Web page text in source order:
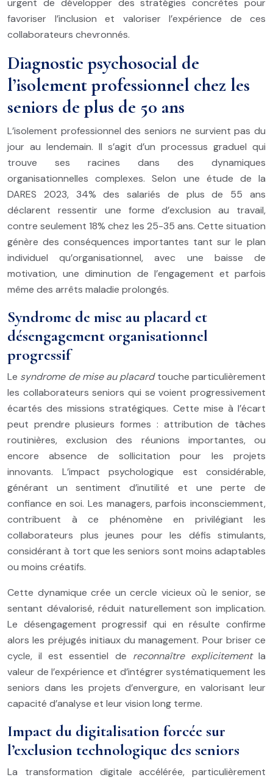
favoriser l’inclusion et valoriser l’expérience de ces
collaborateurs chevronnés.
Diagnostic psychosocial de
l’isolement professionnel chez les
seniors de plus de 50 ans
L’isolement professionnel des seniors ne survient pas du
jour au lendemain. Il s’agit d’un processus graduel qui
trouve ses racines dans des dynamiques
organisationnelles complexes. Selon une étude de la
DARES 2023, 34% des salariés de plus de 55 ans
déclarent ressentir une forme d’exclusion au travail,
contre seulement 18% chez les 25-35 ans. Cette situation
génère des conséquences importantes tant sur le plan
individuel qu’organisationnel, avec une baisse de
motivation, une diminution de l’engagement et parfois
même des arrêts maladie prolongés.
Syndrome de mise au placard et
désengagement organisationnel
progressif
Le syndrome de mise au placardtouche particulièrement
les collaborateurs seniors qui se voient progressivement
écartés des missions stratégiques. Cette mise à l’écart
peut prendre plusieurs formes : attribution de tâches
routinières, exclusion des réunions importantes, ou
encore absence de sollicitation pour les projets
innovants. L’impact psychologique est considérable,
générant un sentiment d’inutilité et une perte de
confiance en soi. Les managers, parfois inconsciemment,
contribuent à ce phénomène en privilégiant les
collaborateurs plus jeunes pour les défis stimulants,
considérant à tort que les seniors sont moins adaptables
ou moins créatifs.
Cette dynamique crée un cercle vicieux où le senior, se
sentant dévalorisé, réduit naturellement son implication.
Le désengagement progressif qui en résulte confirme
alors les préjugés initiaux du management. Pour briser ce
cycle, il est essentiel de reconnaître explicitementla
valeur de l’expérience et d’intégrer systématiquement les
seniors dans les projets d’envergure, en valorisant leur
capacité d’analyse et leur vision long terme.
Impact du digitalisation forcée sur
l’exclusion technologique des seniors
La transformation digitale accélérée, particulièrement